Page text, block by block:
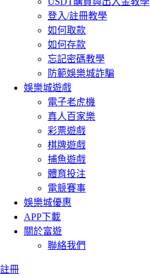
登入/註冊教學
如何取款
如何存款
忘記密碼教學
防範娛樂城詐騙
娛樂城遊戲
電子老虎機
真人百家樂
彩票遊戲
棋牌遊戲
捕魚遊戲
體育投注
電競賽事
娛樂城優惠
APP下載
關於富遊
聯絡我們
註冊